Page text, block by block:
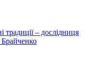
традиції – дослідниця
Брайченко